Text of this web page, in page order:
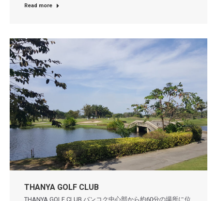
Read more
THANYA GOLF CLUB
THANYA GOLF CLUB バンコク中心部から約60分の場所に位